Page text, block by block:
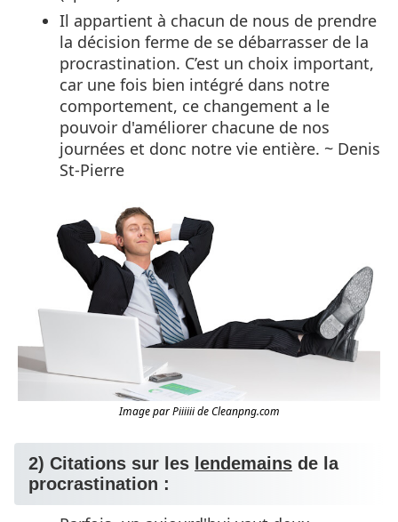
Il appartient à chacun de nous de prendre
la décision ferme de se débarrasser de la
procrastination. C’est un choix important,
car une fois bien intégré dans notre
comportement, ce changement a le
pouvoir d'améliorer chacune de nos
journées et donc notre vie entière. ~ Denis
St-Pierre
Image par Piiiiii de Cleanpng.com
2) Citations sur les lendemains de la
procrastination :